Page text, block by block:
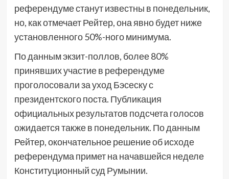
референдуме станут известны в понедельник,
но, как отмечает Рейтер, она явно будет ниже
установленного 50%-ного минимума.
По данным экзит-поллов, более 80%
принявших участие в референдуме
проголосовали за уход Бэсеску с
президентского поста. Публикация
официальных результатов подсчета голосов
ожидается также в понедельник. По данным
Рейтер, окончательное решение об исходе
референдума примет на начавшейся неделе
Конституционный суд Румынии.